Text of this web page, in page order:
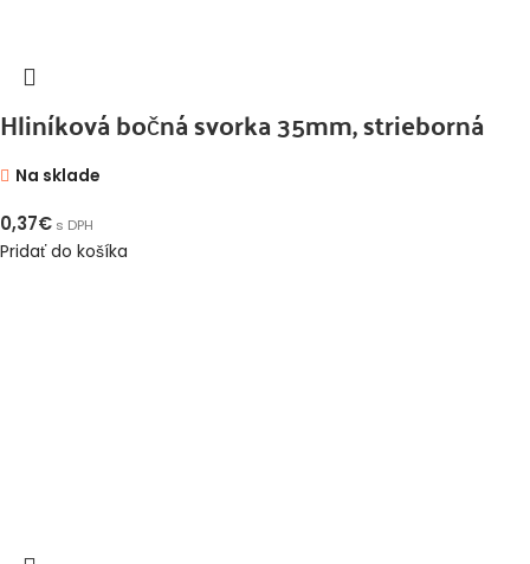
Hliníková bočná svorka 35mm, strieborná
Na sklade
0,37€ s DPH
Pridať do košíka